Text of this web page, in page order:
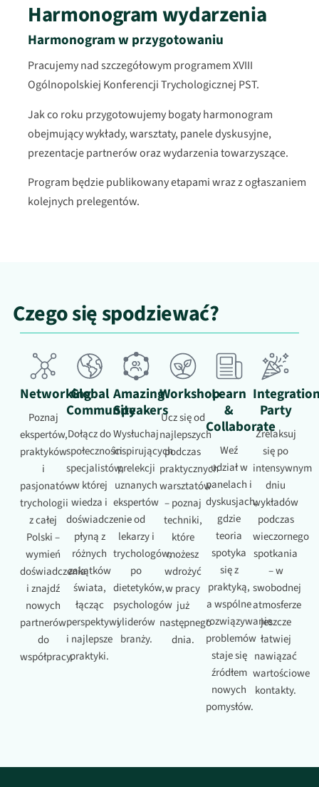
Harmonogram wydarzenia
Harmonogram w przygotowaniu
Pracujemy nad szczegółowym programem XVIII
Ogólnopolskiej Konferencji Trychologicznej PST.
Jak co roku przygotowujemy bogaty harmonogram
obejmujący wykłady, warsztaty, panele dyskusyjne,
prezentacje partnerów oraz wydarzenia towarzyszące.
Program będzie publikowany etapami wraz z ogłaszaniem
kolejnych prelegentów.
Czego się spodziewać?
Networking
Poznaj
ekspertów,
praktyków
i
pasjonatów
trychologii
z całej
Polski –
wymień
doświadczenia
i znajdź
nowych
partnerów
do
współpracy.
Global
Community
Dołącz do
społeczności
specjalistów,
w której
wiedza i
doświadczenie
płyną z
różnych
zakątków
świata,
łącząc
perspektywy
i najlepsze
praktyki.
Amazing
Speakers
Wysłuchaj
inspirujących
prelekcji
uznanych
ekspertów
– od
lekarzy i
trychologów,
po
dietetyków,
psychologów
i liderów
branży.
Workshop
Ucz się od
najlepszych
podczas
praktycznych
warsztatów
– poznaj
techniki,
które
możesz
wdrożyć
w pracy
już
następnego
dnia.
Learn
&
Collaborate
Weź
udział w
panelach i
dyskusjach,
gdzie
teoria
spotyka
się z
praktyką,
a wspólne
rozwiązywanie
problemów
staje się
źródłem
nowych
pomysłów.
Party
Zrelaksuj
się po
intensywnym
dniu
wykładów
podczas
wieczornego
spotkania
– w
swobodnej
atmosferze
jeszcze
łatwiej
nawiązać
wartościowe
kontakty.